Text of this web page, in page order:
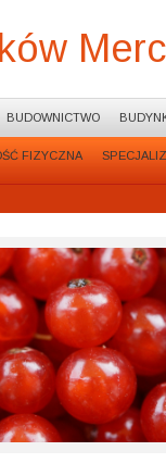
BUDOWNICTWO
FIZYCZNA